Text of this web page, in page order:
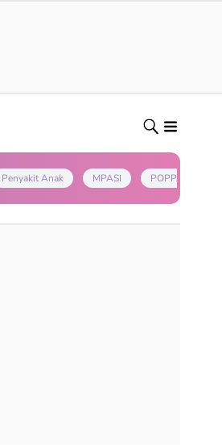
Penyakit Anak MPASI POPPAPA